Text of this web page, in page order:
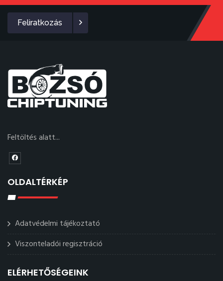
Feliratkozás
Feltöltés alatt...
OLDALTÉRKÉP
Adatvédelmi tájékoztató
Viszonteladói regisztráció
ELÉRHETŐSÉGEINK